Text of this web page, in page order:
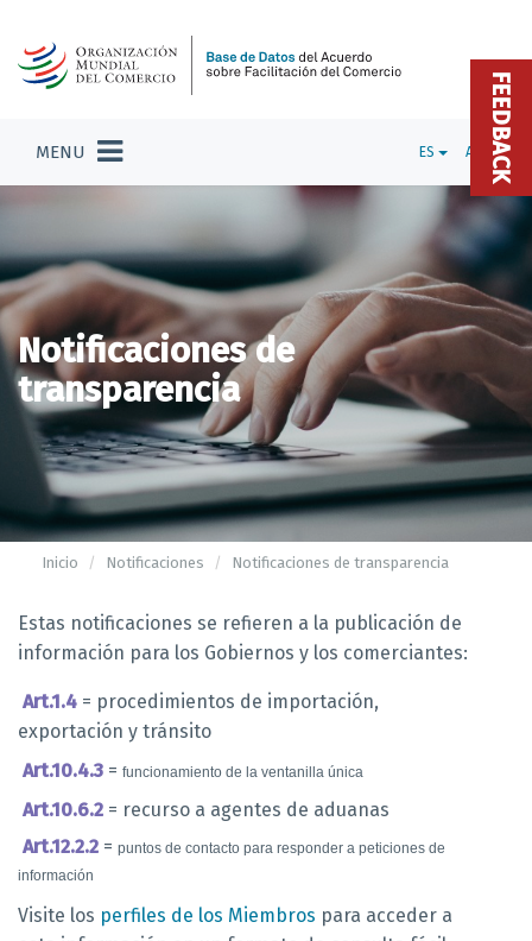
MENU ES ADMIN
Notificaciones de
transparencia
Inicio Notificaciones Notificaciones de transparencia
Estas notificaciones se refieren a la publicación de
información para los Gobiernos y los comerciantes:
Art.1.4 = procedimientos de importación,
exportación y tránsito
Art.10.4.3 = funcionamiento de la ventanilla única
Art.10.6.2 = recurso a agentes de aduanas
Art.12.2.2 = puntos de contacto para responder a peticiones de
información
Visite los perfiles de los Miembros para acceder a
FEEDBACK